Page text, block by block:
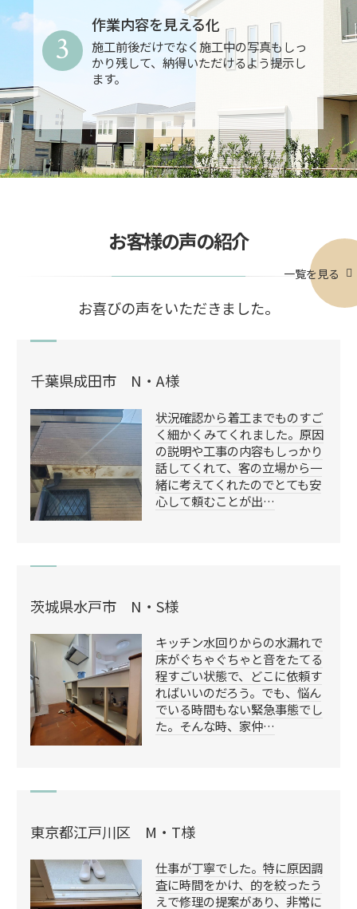
作業内容を見える化
施工前後だけでなく施工中の写真もしっ
かり残して、納得いただけるよう提示し
ます。
3
お客様の声の紹介
お喜びの声をいただきました。
一覧を見る
千葉県成田市 N・A様
状況確認から着工までものすご
く細かくみてくれました。原因
の説明や工事の内容もしっかり
話してくれて、客の立場から一
緒に考えてくれたのでとても安
心して頼むことが出…
茨城県水戸市 N・S様
キッチン水回りからの水漏れで
床がぐちゃぐちゃと音をたてる
程すごい状態で、どこに依頼す
ればいいのだろう。でも、悩ん
でいる時間もない緊急事態でし
た。そんな時、家仲…
東京都江戸川区 M・T様
仕事が丁寧でした。特に原因調
査に時間をかけ、的を絞ったう
えで修理の提案があり、非常に